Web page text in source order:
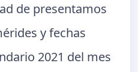
de presentamos
y fechas
2021 del mes